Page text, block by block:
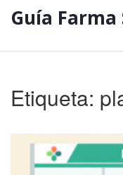
Guía Farma
Etiqueta: